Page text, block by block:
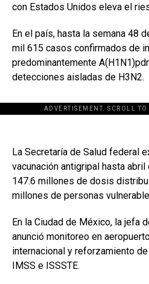
con Estados Unidos eleva el
En el país, hasta la semana 48
mil 615 casos confirmados de
predominantemente
detecciones aisladas de H3N2.
ADVERTISEMENT. SCROLL
La Secretaría de Salud federal
vacunación antigripal hasta
147.6 millones de dosis
millones de personas
En la Ciudad de México, la jefa
anunció monitoreo en
internacional y reforzamiento
IMSS e ISSSTE.